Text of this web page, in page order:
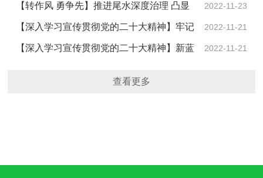
签订共同推进海南气候变化工作战略合作协议 2022-11-23
【转作风 勇争先】推进尾水深度治理 凸显
流域治理成效----州县生态环境局全力打造污水处理厂尾
水湿地净化…
2022-11-21
【深入学习宣传贯彻党的二十大精神】牢记
党员初心 守护生态福祉----海南州生态环境局党支部推动
2022-11-21
【深入学习宣传贯彻党的二十大精神】新蓝
查看更多